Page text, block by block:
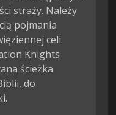
straży. Należy
pojmania
celi.
Knights
ścieżka
do